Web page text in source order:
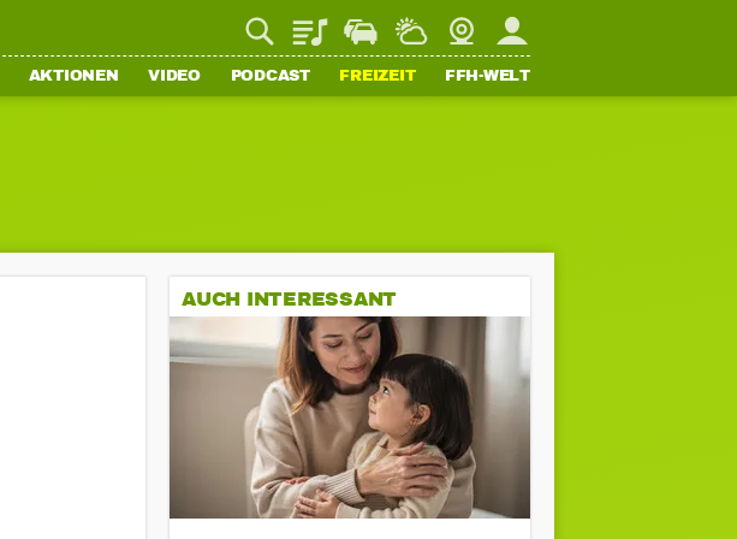
PlaylistStaupilotWetterWebcamMein FFH
AKTIONEN VIDEO PODCAST FREIZEIT FFH-WELT
AUCH INTERESSANT